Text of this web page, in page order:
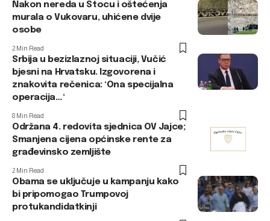
Nakon nereda u Stocu i oštećenja
murala o Vukovaru, uhićene dvije
osobe
2 Min Read
Srbija u bezizlaznoj situaciji, Vučić
bjesni na Hrvatsku. Izgovorena i
znakovita rečenica: ‘Ona specijalna
operacija…‘
8 Min Read
Održana 4. redovita sjednica OV Jajce;
Smanjena cijena općinske rente za
građevinsko zemljište
2 Min Read
Obama se uključuje u kampanju kako
bi pripomogao Trumpovoj
protukandidatkinji